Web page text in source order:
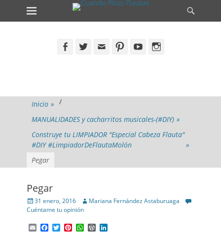
Skip
Primary Menu
Facebook
Twitter EmailPinterestYouTubeInstagram
Inicio »
MANUALIDADES y cacharritos musicales-(#DIY) »
/
Construye tu LIMPIADOR "Especial Cabeza Flauta"
#DIY #LimpiadorDeFlautaMolón
»
Pegar
Pegar
Posted
on
31 enero, 2016 Author
Mariana Fernández Astaburuaga
Cuéntame tu opinión
EmailFacebook
TwitterPinterest
WhatsApp
WordPress